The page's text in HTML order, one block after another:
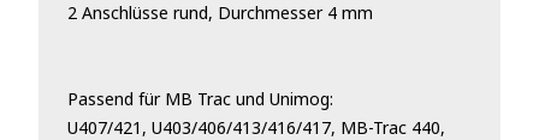
2 Anschlüsse rund, Durchmesser 4 mm
Passend für MB Trac und Unimog:
U407/421, U403/406/413/416/417, MB-Trac 440,